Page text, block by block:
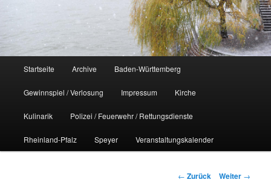
Startseite Archive Baden-Württemberg
Gewinnspiel / Verlosung Impressum Kirche
Kulinarik Polizei / Feuerwehr / Rettungsdienste
Rheinland-Pfalz Speyer Veranstaltungskalender
Beitrags-
← Zurück Weiter →